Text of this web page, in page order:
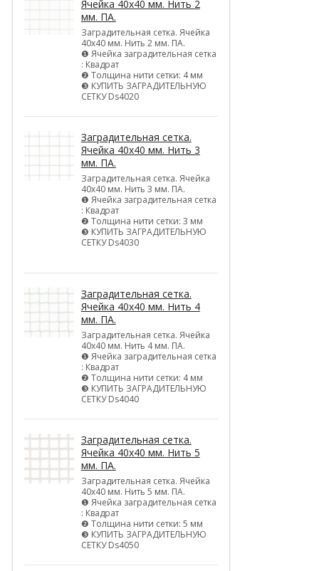
Ячейка 40х40 мм. Нить 2
мм. ПА.
Заградительная сетка. Ячейка
40х40 мм. Нить 2 мм. ПА.
❶ Ячейка заградительная сетка
: Квадрат
❷ Толщина нити сетки: 4 мм
❸ КУПИТЬ ЗАГРАДИТЕЛЬНУЮ
СЕТКУ Ds4020
Заградительная сетка.
Ячейка 40х40 мм. Нить 3
мм. ПА.
Заградительная сетка. Ячейка
40х40 мм. Нить 3 мм. ПА.
❶ Ячейка заградительная сетка
: Квадрат
❷ Толщина нити сетки: 3 мм
❸ КУПИТЬ ЗАГРАДИТЕЛЬНУЮ
СЕТКУ Ds4030
Заградительная сетка.
Ячейка 40х40 мм. Нить 4
мм. ПА.
Заградительная сетка. Ячейка
40х40 мм. Нить 4 мм. ПА.
❶ Ячейка заградительная сетка
: Квадрат
❷ Толщина нити сетки: 4 мм
❸ КУПИТЬ ЗАГРАДИТЕЛЬНУЮ
СЕТКУ Ds4040
Заградительная сетка.
Ячейка 40х40 мм. Нить 5
мм. ПА.
Заградительная сетка. Ячейка
40х40 мм. Нить 5 мм. ПА.
❶ Ячейка заградительная сетка
: Квадрат
❷ Толщина нити сетки: 5 мм
❸ КУПИТЬ ЗАГРАДИТЕЛЬНУЮ
СЕТКУ Ds4050